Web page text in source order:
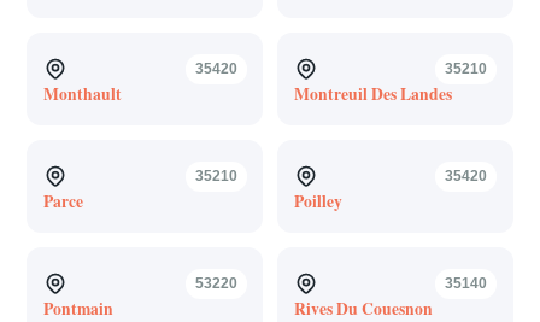
35420
Monthault
35210
Montreuil Des Landes
35210
Parce
35420
Poilley
53220
Pontmain
35140
Rives Du Couesnon